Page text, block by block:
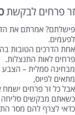
זר פרחים לבקשת
פישלתם? אמרתם את
לפעמים.
אחת הדרכים הטובות
פרחים לאות התנצלות.
מבחינה סמלית – הצבע
מתאים לפיוס,
אבל כל זר פרחים ישמח
כשאתם מבקשים סליחה
כדאי לצרף להם מסר